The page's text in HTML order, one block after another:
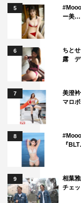
番組情報
『オドぜひ年末SP
中京テレビ
2023年12月27日（
5
ー美…
6
ちと
露 デ
7
美澄
マロ
8
『
9
相葉
チェ